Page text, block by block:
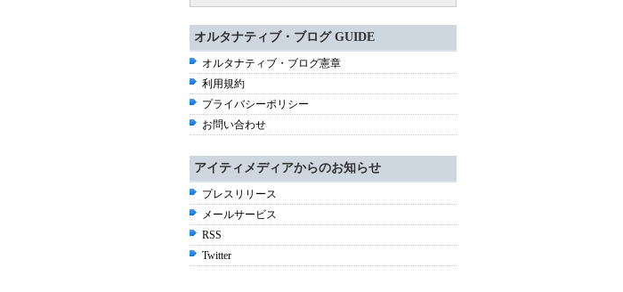
オルタナティブ・ブログ GUIDE
オルタナティブ・ブログ憲章
利用規約
プライバシーポリシー
お問い合わせ
アイティメディアからのお知らせ
プレスリリース
メールサービス
RSS
Twitter